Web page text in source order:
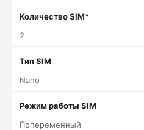
Количество SIM*
2
Тип SIM
Nano
Режим работы SIM
Попеременный